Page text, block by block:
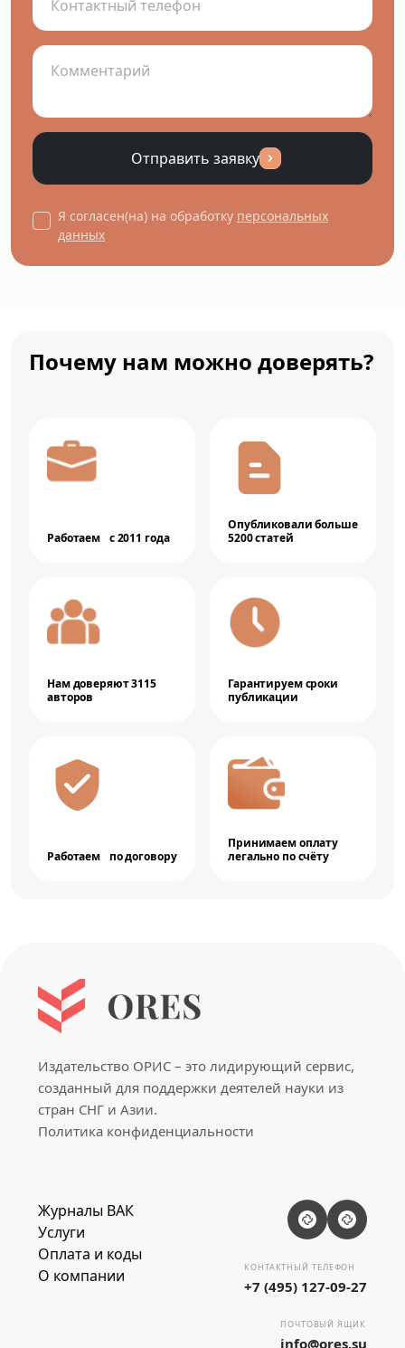
Отправить заявку
Я согласен(на) на обработку персональных
данных
Почему нам можно доверять?
Работаем с 2011 года
Опубликовали больше
5200 статей
Нам доверяют 3115
авторов
Гарантируем сроки
публикации
Работаем по договору
Принимаем оплату
легально по счёту
Издательство ОРИС – это лидирующий сервис,
созданный для поддержки деятелей науки из
стран СНГ и Азии.
Политика конфиденциальности
Журналы ВАК
Услуги
Оплата и коды
О компании
КОНТАКТНЫЙ ТЕЛЕФОН
+7 (495) 127-09-27
ПОЧТОВЫЙ ЯЩИК
info@ores.su